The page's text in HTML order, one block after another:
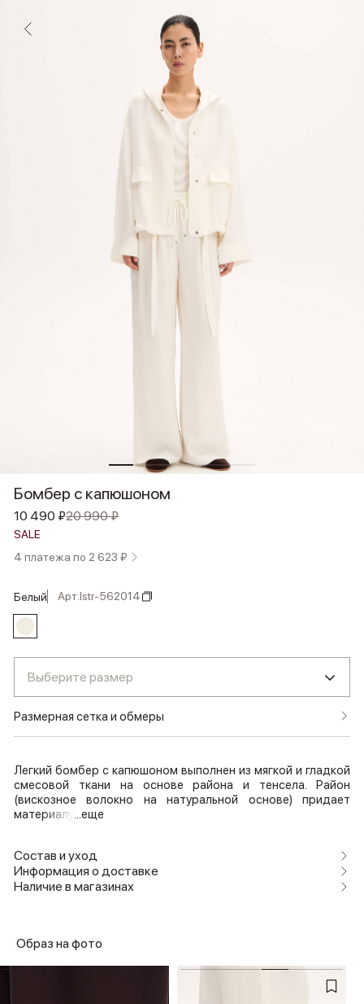
Бомбер с капюшоном
10 490 ₽20 990 ₽
SALE
4 платежа по 2 623 ₽
белый Арт.lstr-562014
Выберите размер
Размерная сетка и обмеры
Легкий бомбер с капюшоном выполнен из мягкой и гладкой
смесовой ткани на основе района и тенсела. Район
(вискозное волокно на натуральной основе) придает
материалу ...еще
Состав и уход
Информация о доставке
Наличие в магазинах
Образ на фото